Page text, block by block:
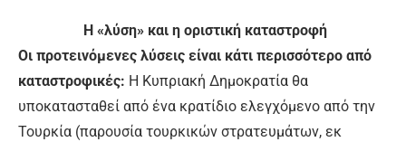
Η «λύση» και η οριστική καταστροφή
Οι προτεινόμενες λύσεις είναι κάτι περισσότερο από
καταστροφικές: Η Κυπριακή Δημοκρατία θα
υποκατασταθεί από ένα κρατίδιο ελεγχόμενο από την
Τουρκία (παρουσία τουρκικών στρατευμάτων, εκ